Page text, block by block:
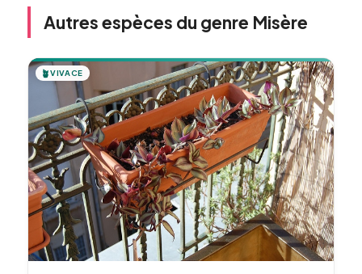
Autres espèces du genre Misère
🪴VIVACE